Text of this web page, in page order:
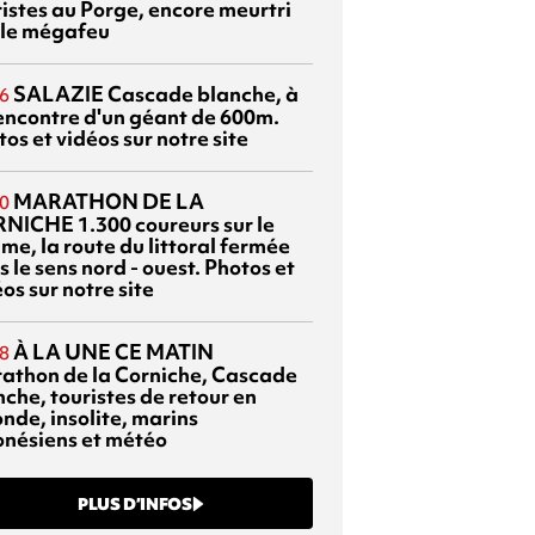
au Porge, encore meurtri
mégafeu
SALAZIECascade blanche, à
d'un géant de 600m.
et vidéos sur notre site
MARATHON DE LA
1.300 coureurs sur le
la route du littoral fermée
le sens nord - ouest. Photos et
sur notre site
À LA UNE CE MATIN
de la Corniche, Cascade
touristes de retour en
insolite, marins
et météo
PLUS D’INFOS